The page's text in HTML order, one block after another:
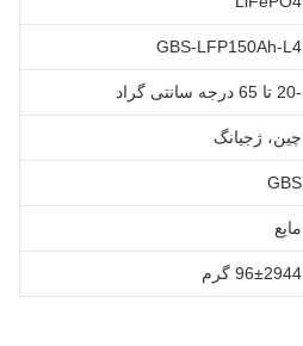
GBS-LFP150Ah-L4
-20 تا 65 درجه سانتی گراد
چین، ژجیانگ
GBS
مایع
96±2944 گرم